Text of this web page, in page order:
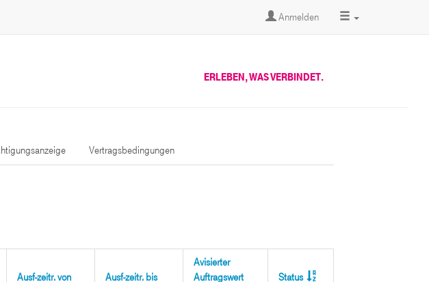
Anmelden
ERLEBEN, WAS VERBINDET.
Vertragsbedingungen
Ausf-zeitr. von Ausf-zeitr. bis
Avisierter
Auftragswert
Status